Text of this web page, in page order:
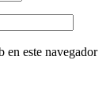
en este navegador